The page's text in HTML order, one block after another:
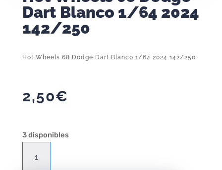
Dart Blanco 1/64 2024
142/250
Hot Wheels 68 Dodge Dart Blanco 1/64 2024 142/250
2,50€
3 disponibles
Wheels